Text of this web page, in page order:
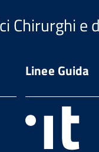
Chirurghi e
Linee Guida